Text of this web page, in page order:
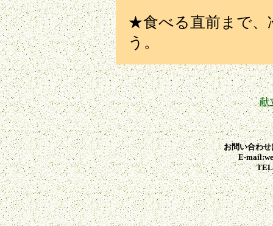
★食べる直前まで、
う。
献
お問い合わ
E-